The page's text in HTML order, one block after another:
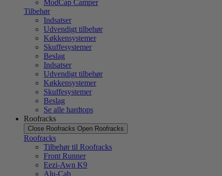
ModCap Camper
Tilbehør
Indsatser
Udvendigt tilbehør
Køkkensystemer
Skuffesystemer
Beslag
Indsatser
Udvendigt tilbehør
Køkkensystemer
Skuffesystemer
Beslag
Se alle hardtops
Roofracks
Close Roofracks Open Roofracks
Roofracks
Tilbehør til Roofracks
Front Runner
Eezi-Awn K9
Alu-Cab